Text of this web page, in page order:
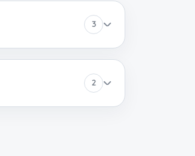
3
2